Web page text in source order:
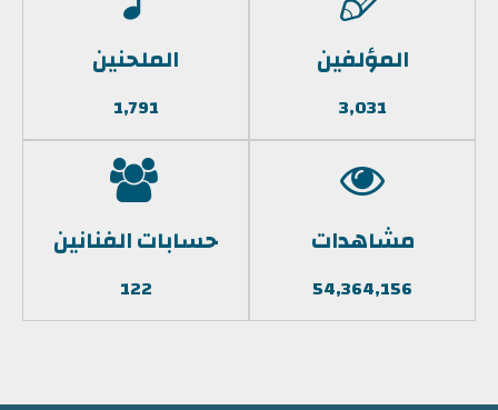
المؤلفين
3,031
الملحنين
1,791
مشاهدات
54,364,156
حسابات الفنانين
122